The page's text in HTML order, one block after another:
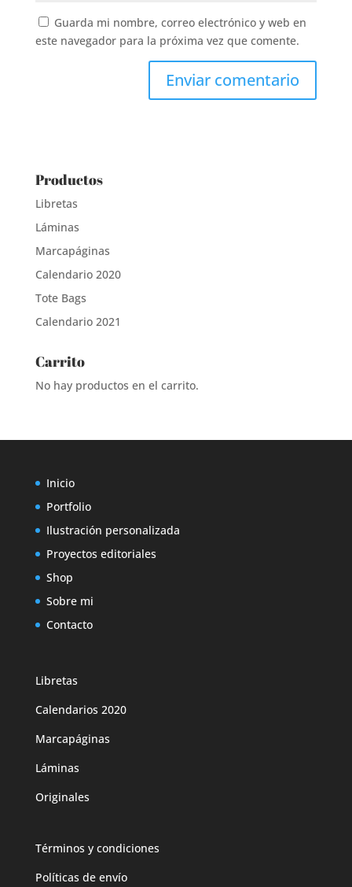
Guarda mi nombre, correo electrónico y web en
este navegador para la próxima vez que comente.
Productos
Libretas
Láminas
Marcapáginas
Calendario 2020
Tote Bags
Calendario 2021
Carrito
No hay productos en el carrito.
Inicio
Portfolio
Ilustración personalizada
Proyectos editoriales
Shop
Sobre mi
Contacto
Libretas
Calendarios 2020
Marcapáginas
Láminas
Originales
Términos y condiciones
Políticas de envío